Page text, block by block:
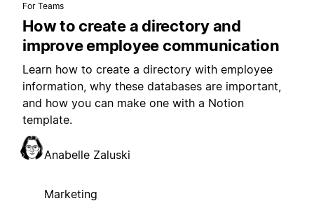
For Teams
How to create a directory and
improve employee communication
Learn how to create a directory with employee
information, why these databases are important,
and how you can make one with a Notion
template.
Anabelle Zaluski
Marketing